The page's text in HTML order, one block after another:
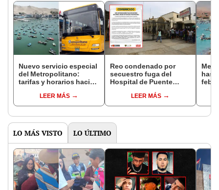
Nuevo servicio especial
del Metropolitano:
tarifas y horarios hacia
este verano 2026
LEER MÁS
Reo condenado por
secuestro fuga del
Hospital de Puente
bajo custodia del INPE:
había sido trasladado al
LEER MÁS
LO MÁS VISTO LO ÚLTIMO